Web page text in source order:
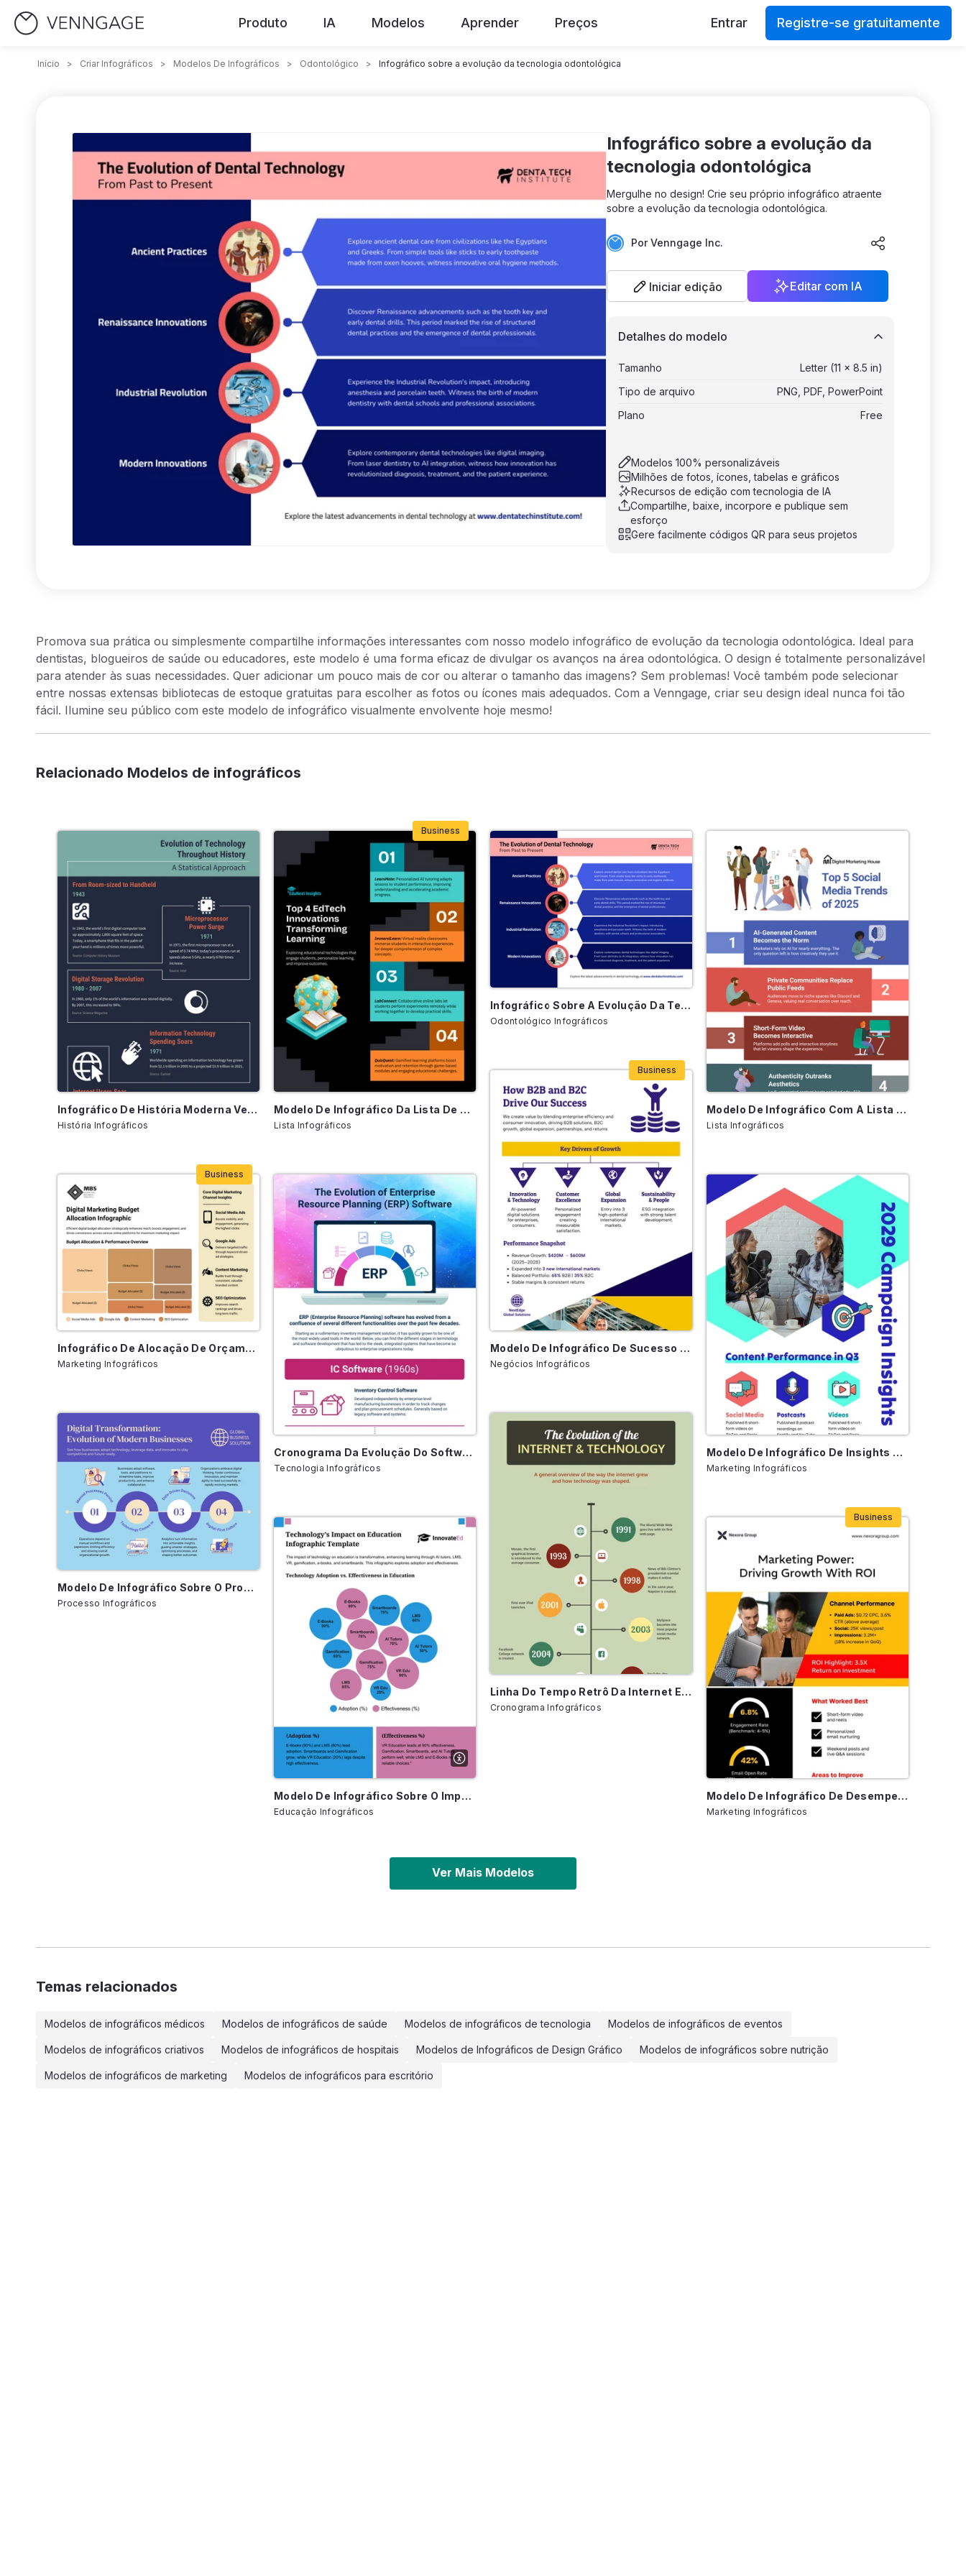
Produto IA Modelos Aprender Preços Entrar Registre-se gratuitamente
Início > Criar Infográficos > Modelos De Infográficos > Odontológico > Infográfico sobre a evolução da tecnologia odontológica
Infográfico sobre a evolução da
tecnologia odontológica
Mergulhe no design! Crie seu próprio infográfico atraente
sobre a evolução da tecnologia odontológica.
PorVenngage Inc.
Iniciar edição Editar com IA
Modelos 100% personalizáveis
Milhões de fotos, ícones, tabelas e gráficos
Recursos de edição com tecnologia de IA
Compartilhe, baixe, incorpore e publique sem
esforço
Gere facilmente códigos QR para seus projetos
Detalhes do modelo
Tamanho
Letter (11 x 8.5 in)
Tipo de arquivo
PNG, PDF, PowerPoint
Plano
Free
Promova sua prática ou simplesmente compartilhe informações interessantes com nosso modelo infográfico de evolução da tecnologia odontológica. Ideal para
dentistas, blogueiros de saúde ou educadores, este modelo é uma forma eficaz de divulgar os avanços na área odontológica. O design é totalmente personalizável
para atender às suas necessidades. Quer adicionar um pouco mais de cor ou alterar o tamanho das imagens? Sem problemas! Você também pode selecionar
entre nossas extensas bibliotecas de estoque gratuitas para escolher as fotos ou ícones mais adequados. Com a Venngage, criar seu design ideal nunca foi tão
fácil. Ilumine seu público com este modelo de infográfico visualmente envolvente hoje mesmo!
Relacionado Modelos de infográficos
Infográfico De História Moderna Verde E Marinho
História Infográficos
Infográfico De Alocação De Orçamento De Marketing Digital
Marketing Infográficos
Business
Modelo De Infográfico Sobre O Processo De Evolução Empresarial
Processo Infográficos
Modelo De Infográfico Da Lista De Tecnologias Educacionais Que Transformam O Aprendizado
Lista Infográficos
Business
Cronograma Da Evolução Do Software De Tecnologia Empresarial
Tecnologia Infográficos
Modelo De Infográfico Sobre O Impacto Da Tecnologia Na Educação
Educação Infográficos
Infográfico Sobre A Evolução Da Tecnologia Odontológica
Odontológico Infográficos
Modelo De Infográfico De Sucesso B2B E B2C
Negócios Infográficos
Business
Linha Do Tempo Retrô Da Internet E Da Tecnologia
Cronograma Infográficos
Modelo De Infográfico Com A Lista Das 5 Principais Tendências Das Mídias Sociais
Lista Infográficos
Modelo De Infográfico De Insights De Campanha De Marketing De Conteúdo
Marketing Infográficos
Modelo De Infográfico De Desempenho De Marketing Digital
Marketing Infográficos
Business
Ver Mais Modelos
Temas relacionados
Modelos de infográficos médicos Modelos de infográficos de saúde Modelos de infográficos de tecnologia Modelos de infográficos de eventos
Modelos de infográficos criativos Modelos de infográficos de hospitais Modelos de Infográficos de Design Gráfico Modelos de infográficos sobre nutrição
Modelos de infográficos de marketing Modelos de infográficos para escritório